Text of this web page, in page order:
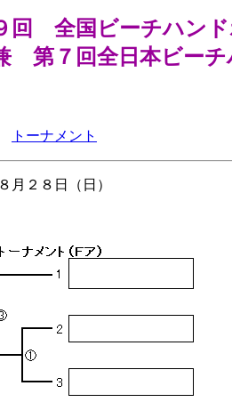
回 全国ビーチハン
第７回全日本ビーチ
トーナメント
月２８日（日）